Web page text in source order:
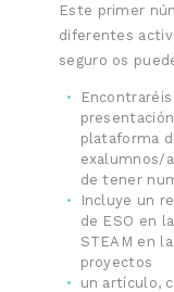
Este primer
diferentes
seguro os
plataforma
exalumnos/
de tener
Incluye un
de ESO en la
STEAM en
proyectos
un artículo,